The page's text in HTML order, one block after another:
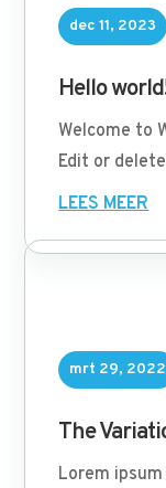
Hello
dec 11, 2023
Welcome to
Edit or
LEES MEER
The
mrt 29, 2022
Lorem